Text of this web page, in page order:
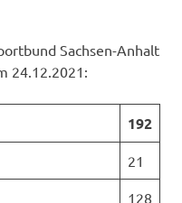
Sachsen-Anhalt
24.12.2021:
192
21
128